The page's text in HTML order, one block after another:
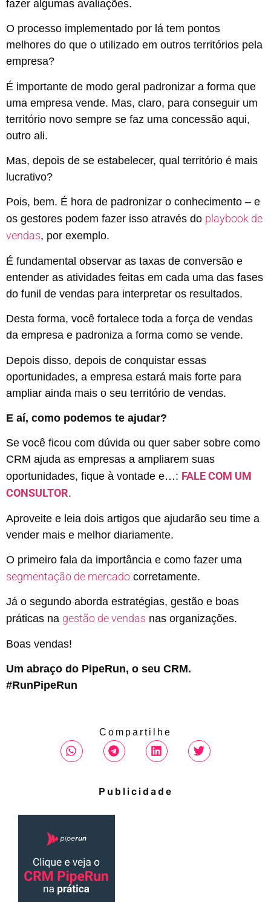
fazer algumas avaliações.
O processo implementado por lá tem pontos
melhores do que o utilizado em outros territórios pela
empresa?
É importante de modo geral padronizar a forma que
uma empresa vende. Mas, claro, para conseguir um
território novo sempre se faz uma concessão aqui,
outro ali.
Mas, depois de se estabelecer, qual território é mais
lucrativo?
Pois, bem. É hora de padronizar o conhecimento – e
os gestores podem fazer isso através do playbook de
vendas, por exemplo.
É fundamental observar as taxas de conversão e
entender as atividades feitas em cada uma das fases
do funil de vendas para interpretar os resultados.
Desta forma, você fortalece toda a força de vendas
da empresa e padroniza a forma como se vende.
Depois disso, depois de conquistar essas
oportunidades, a empresa estará mais forte para
ampliar ainda mais o seu território de vendas.
E aí, como podemos te ajudar?
Se você ficou com dúvida ou quer saber sobre como
CRM ajuda as empresas a ampliarem suas
oportunidades, fique à vontade e…: FALE COM UM
CONSULTOR.
Aproveite e leia dois artigos que ajudarão seu time a
vender mais e melhor diariamente.
O primeiro fala da importância e como fazer uma
segmentação de mercado corretamente.
Já o segundo aborda estratégias, gestão e boas
práticas na gestão de vendas nas organizações.
Boas vendas!
Um abraço do PipeRun, o seu CRM.
#RunPipeRun
Compartilhe
Publicidade